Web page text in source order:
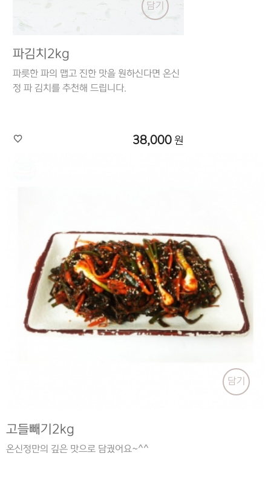
담기
파김치2kg
파릇한 파의 맵고 진한 맛을 원하신다면 온신
정 파 김치를 추천해 드립니다.
38,000 원
담기
고들빼기2kg
온신정만의 깊은 맛으로 담궜어요~^^